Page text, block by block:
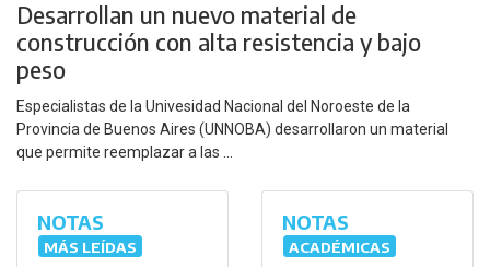
Desarrollan un nuevo material de
construcción con alta resistencia y bajo
peso
Especialistas de la Univesidad Nacional del Noroeste de la
Provincia de Buenos Aires (UNNOBA) desarrollaron un material
que permite reemplazar a las ...
NOTAS
MÁS LEÍDAS
NOTAS
ACADÉMICAS